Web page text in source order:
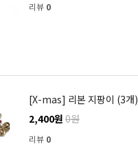
리뷰 0
[X-mas] 리본 지팡이 (3개)
2,400원 0원
리뷰 0